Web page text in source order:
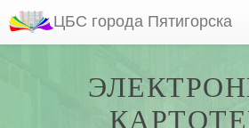
ЦБС города Пятигорска